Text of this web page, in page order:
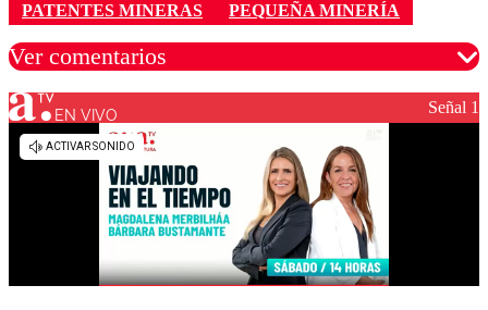
PATENTES MINERAS
PEQUEÑA MINERÍA
Ver comentarios
Los comentarios son moderados para garantizar un
diálogo respetuoso.
EN VIVO Señal 1